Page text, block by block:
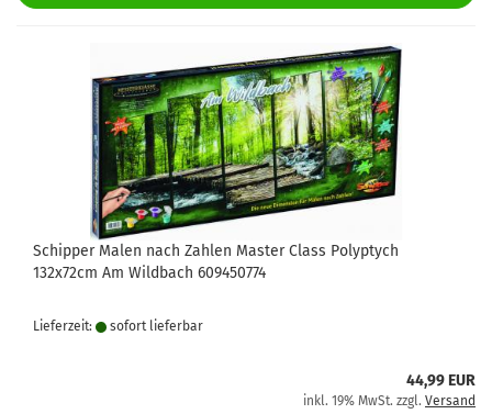
Schipper Malen nach Zahlen Master Class Polyptych
132x72cm Am Wildbach 609450774
Lieferzeit: sofort lie­fer­bar
44,99 EUR
inkl. 19% MwSt. zzgl. Versand